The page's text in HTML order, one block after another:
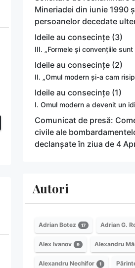
Mineriadei din iunie 1990
persoanelor decedate
Ideile au consecințe (3)
III. „Formele și convențiile
Ideile au consecințe (2)
II. „Omul modern și-a cam
Ideile au consecințe (1)
I. Omul modern a devenit un
Comunicat de presă:
civile ale
declanșate în ziua de 4
Autori
Adrian Botez 17 Adrian G.
Alex Ivanov 9 Alexandru
Alexandru Nechifor 1